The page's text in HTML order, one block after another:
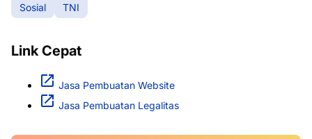
Sosial
TNI
Link Cepat
Jasa Pembuatan Website
Jasa Pembuatan Legalitas